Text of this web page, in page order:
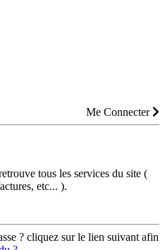
Me Connecter
tous les services du site (
etc... ).
? cliquez sur le lien suivant afin